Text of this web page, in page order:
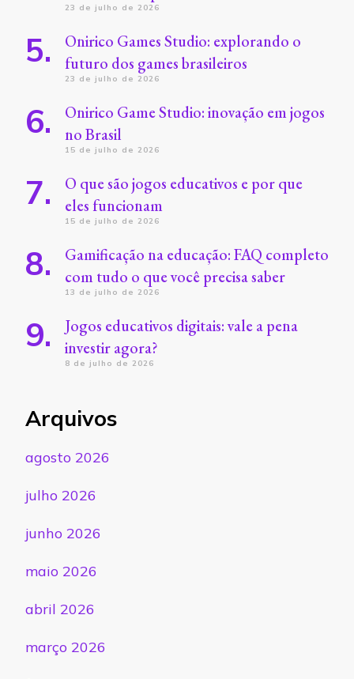
23 de julho de 2026
Onirico Games Studio: explorando o
futuro dos games brasileiros
23 de julho de 2026
Onirico Game Studio: inovação em jogos
no Brasil
15 de julho de 2026
O que são jogos educativos e por que
eles funcionam
15 de julho de 2026
Gamificação na educação: FAQ completo
com tudo o que você precisa saber
13 de julho de 2026
Jogos educativos digitais: vale a pena
investir agora?
8 de julho de 2026
Arquivos
agosto 2026
julho 2026
junho 2026
maio 2026
abril 2026
março 2026